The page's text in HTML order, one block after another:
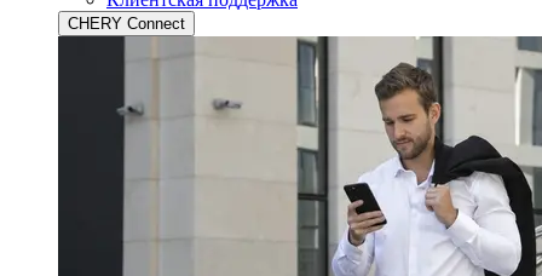
CHERY Connect